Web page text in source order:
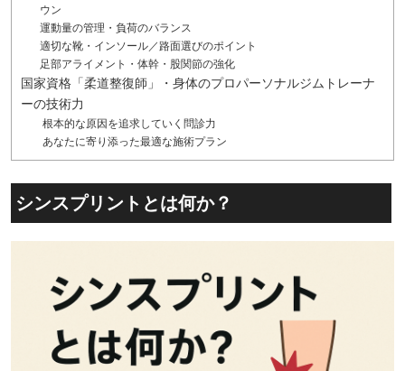
ウン
運動量の管理・負荷のバランス
適切な靴・インソール／路面選びのポイント
足部アライメント・体幹・股関節の強化
国家資格「柔道整復師」・身体のプロパーソナルジムトレーナ
ーの技術力
根本的な原因を追求していく問診力
あなたに寄り添った最適な施術プラン
シンスプリントとは何か？